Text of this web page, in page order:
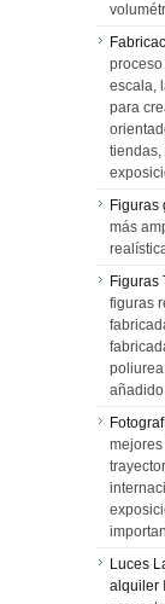
escala,
para
tiendas,
Figuras
más
Figuras
figuras
mejores
Luces
alquiler